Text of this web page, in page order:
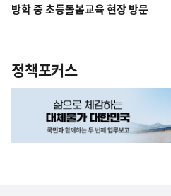
방학 중 초등돌봄교육 현장 방문
정책포커스